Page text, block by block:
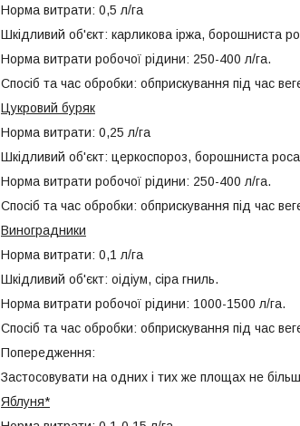
Норма витрати: 0,5 л/га
Шкідливий об'єкт: карликова іржа, борошниста
Норма витрати робочої рідини: 250-400 л/га.
Спосіб та час обробки: обприскування під час
Цукровий буряк
Норма витрати: 0,25 л/га
Шкідливий об'єкт: церкоспороз, борошниста
Норма витрати робочої рідини: 250-400 л/га.
Спосіб та час обробки: обприскування під час
Виноградники
Норма витрати: 0,1 л/га
Шкідливий об'єкт: оідіум, сіра гниль.
Норма витрати робочої рідини: 1000-1500 л/га.
Спосіб та час обробки: обприскування під час
Попередження:
Застосовувати на одних і тих же площах не
Яблуня*